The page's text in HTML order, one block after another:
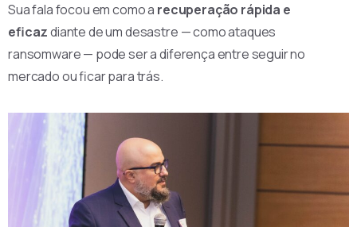
Sua fala focou em como a recuperação rápida e
eficazdiante de um desastre — como ataques
ransomware — pode ser a diferença entre seguir no
mercado ou ficar para trás.